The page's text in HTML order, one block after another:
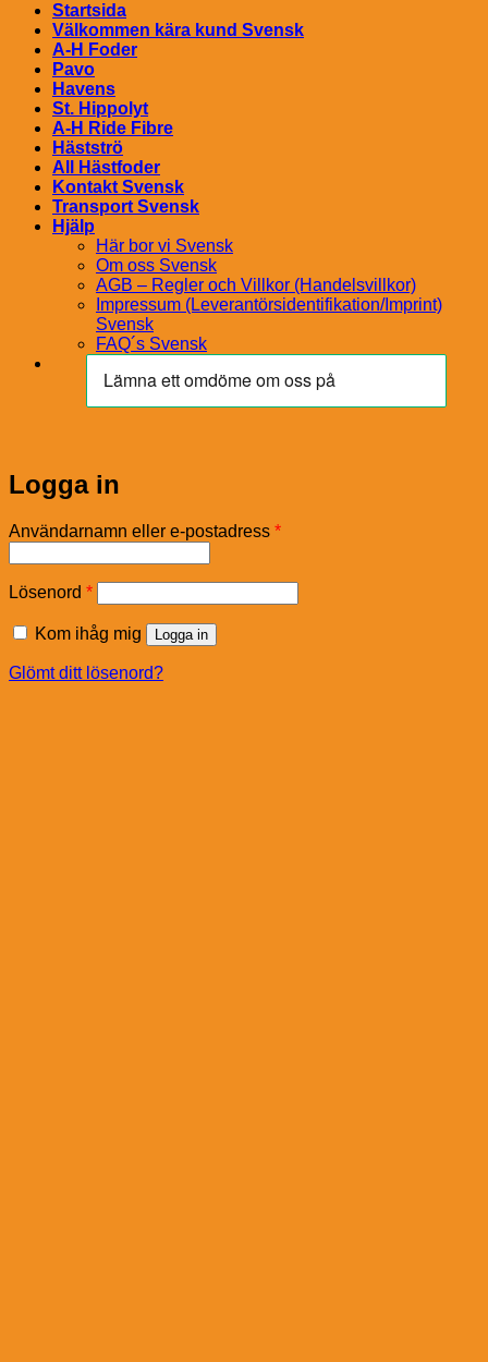
Startsida
Välkommen kära kund Svensk
A-H Foder
Pavo
Havens
St. Hippolyt
A-H Ride Fibre
Hästströ
All Hästfoder
Kontakt Svensk
Transport Svensk
Hjälp
Här bor vi Svensk
Om oss Svensk
AGB – Regler och Villkor (Handelsvillkor)
Impressum (Leverantörsidentifikation/Imprint)
Svensk
FAQ´s Svensk
Logga in
Användarnamn eller e-postadress *Obligatoriskt
Lösenord *Obligatoriskt
Kom ihåg mig Logga in
Glömt ditt lösenord?